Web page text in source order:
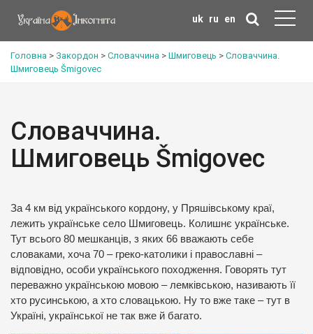
uk ru en
Головна > Закордон > Словаччина > Шмиговець > Словаччина.
Шмиговець Šmigovec
Словаччина.
Шмиговець Šmigovec
За 4 км від українського кордону, у Пряшівському краї,
лежить українське село Шмиговець. Колишнє українське.
Тут всього 80 мешканців, з яких 66 вважають себе
словаками, хоча 70 – греко-католики і православні –
відповідно, особи українського походження. Говорять тут
переважно українською мовою – лемківською, називають її
хто русинською, а хто словацькою. Ну то вже таке – тут в
Україні, української не так вже й багато.